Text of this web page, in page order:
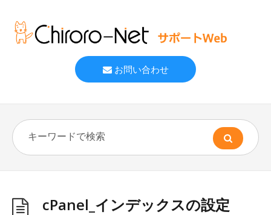
お問い合わせ
cPanel_インデックスの設定